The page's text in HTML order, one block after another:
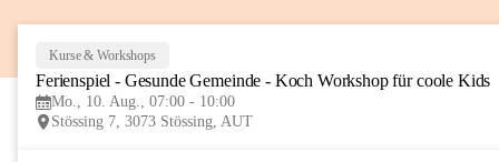
Kurse & Workshops
Ferienspiel - Gesunde Gemeinde - Koch Workshop für coole Kids
Mo., 10. Aug., 07:00 - 10:00
Stössing 7, 3073 Stössing, AUT